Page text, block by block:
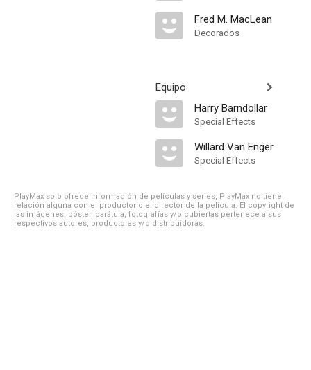
Fred M. MacLean
Decorados
Equipo
Harry Barndollar
Special Effects
Willard Van Enger
Special Effects
PlayMax solo ofrece información de películas y series, PlayMax no tiene
relación alguna con el productor o el director de la película. El copyright de
las imágenes, póster, carátula, fotografías y/o cubiertas pertenece a sus
respectivos autores, productoras y/o distribuidoras.